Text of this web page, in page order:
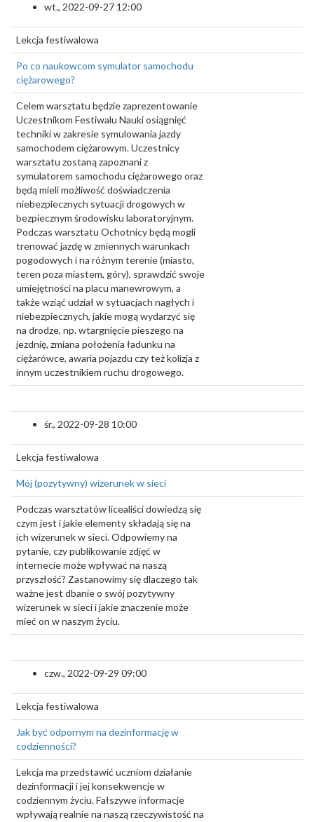
wt., 2022-09-27 12:00
Lekcja festiwalowa
Po co naukowcom symulator samochodu
ciężarowego?
Celem warsztatu będzie zaprezentowanie
Uczestnikom Festiwalu Nauki osiągnięć
techniki w zakresie symulowania jazdy
samochodem ciężarowym. Uczestnicy
warsztatu zostaną zapoznani z
symulatorem samochodu ciężarowego oraz
będą mieli możliwość doświadczenia
niebezpiecznych sytuacji drogowych w
bezpiecznym środowisku laboratoryjnym.
Podczas warsztatu Ochotnicy będą mogli
trenować jazdę w zmiennych warunkach
pogodowych i na różnym terenie (miasto,
teren poza miastem, góry), sprawdzić swoje
umiejętności na placu manewrowym, a
także wziąć udział w sytuacjach nagłych i
niebezpiecznych, jakie mogą wydarzyć się
na drodze, np. wtargnięcie pieszego na
jezdnię, zmiana położenia ładunku na
ciężarówce, awaria pojazdu czy też kolizja z
innym uczestnikiem ruchu drogowego.
śr., 2022-09-28 10:00
Lekcja festiwalowa
Mój (pozytywny) wizerunek w sieci
Podczas warsztatów licealiści dowiedzą się
czym jest i jakie elementy składają się na
ich wizerunek w sieci. Odpowiemy na
pytanie, czy publikowanie zdjęć w
internecie może wpływać na naszą
przyszłość? Zastanowimy się dlaczego tak
ważne jest dbanie o swój pozytywny
wizerunek w sieci i jakie znaczenie może
mieć on w naszym życiu.
czw., 2022-09-29 09:00
Lekcja festiwalowa
Jak być odpornym na dezinformację w
codzienności?
Lekcja ma przedstawić uczniom działanie
dezinformacji i jej konsekwencje w
codziennym życiu. Fałszywe informacje
wpływają realnie na naszą rzeczywistość na